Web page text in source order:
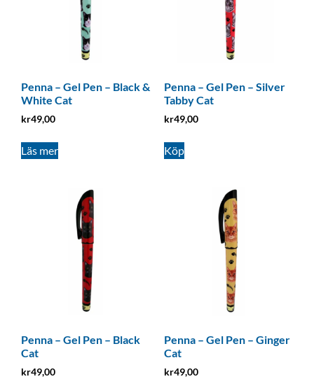
Penna – Gel Pen – Black &
White Cat
kr49,00
Läs mer
Penna – Gel Pen – Silver
Tabby Cat
kr49,00
Köp
Penna – Gel Pen – Black
Cat
kr49,00
Penna – Gel Pen – Ginger
Cat
kr49,00